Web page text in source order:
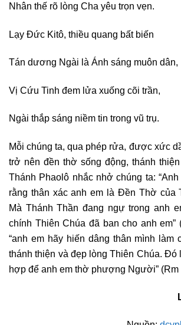
Nhân thế rõ lòng Cha yêu trọn vẹn.
Lạy Đức Kitô, thiều quang bất biến
Tán dương Ngài là Ánh sáng muôn dân,
Vị Cứu Tinh đem lửa xuống cõi trần,
Ngài thắp sáng niềm tin trong vũ trụ.
Mỗi chúng ta, qua phép rửa, được xức
trở nên đền thờ sống động, thánh thiện
Thánh Phaolô nhắc nhở chúng ta:
rằng thân xác anh em là Đền Thờ của
Mà Thánh Thần đang ngự trong anh
chính Thiên Chúa đã ban cho anh em”
“anh em hãy hiến dâng thân mình làm
thánh thiện và đẹp lòng Thiên Chúa. Đó
hợp để anh em thờ phượng Người” (Rm